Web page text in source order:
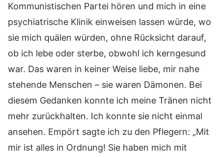
Kommunistischen Partei hören und mich in eine
psychiatrische Klinik einweisen lassen würde, wo
sie mich quälen würden, ohne Rücksicht darauf,
ob ich lebe oder sterbe, obwohl ich kerngesund
war. Das waren in keiner Weise liebe, mir nahe
stehende Menschen – sie waren Dämonen. Bei
diesem Gedanken konnte ich meine Tränen nicht
mehr zurückhalten. Ich konnte sie nicht einmal
ansehen. Empört sagte ich zu den Pflegern: „Mit
mir ist alles in Ordnung! Sie haben mich mit